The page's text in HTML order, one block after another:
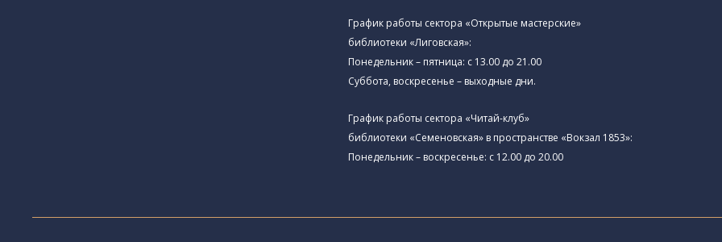
График работы сектора «Открытые мастерские»
библиотеки «Лиговская»:
Понедельник – пятница: с 13.00 до 21.00⁠
Суббота, воскресенье – выходные дни.
График работы сектора «Читай-клуб»
библиотеки «Семеновская» в пространстве «Вокзал 1853»:
Понедельник – воскресенье: с 12.00 до 20.00